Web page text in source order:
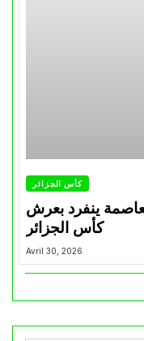
كأس الجزائر
ينفرد بعرش
كأس الجزائر
Avril 30, 2026